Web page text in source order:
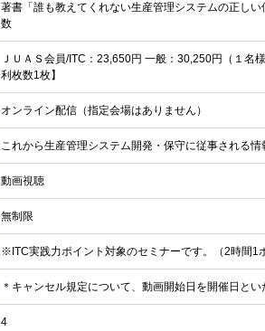
著書 「誰も教えてくれない生産管理システムの正し
数
ＪＵＡＳ会員/ITC：23,650円 一般：30,250円（１
利枚数1枚】
オンライン配信（指定会場はありません）
これから生産管理システム開発・保守に従事される
動画視聴
無制限
※ITC実践力ポイント対象のセミナーです。（2時間1
＊キャンセル規定について、動画開始日を開催日とい
4